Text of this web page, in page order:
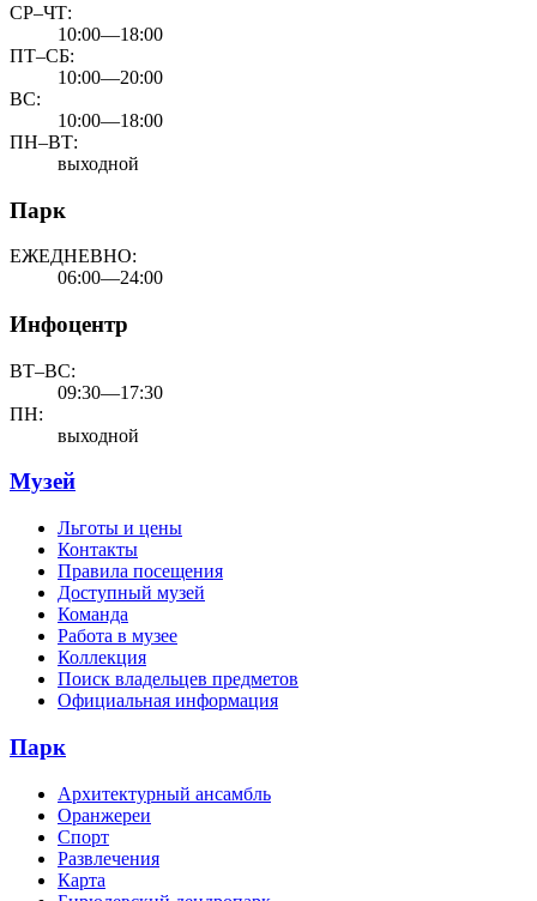
СР–ЧТ:
10:00—18:00
ПТ–СБ:
10:00—20:00
ВС:
10:00—18:00
ПН–ВТ:
выходной
Парк
ЕЖЕДНЕВНО:
06:00—24:00
Инфоцентр
ВТ–ВС:
09:30—17:30
ПН:
выходной
Музей
Льготы и цены
Контакты
Правила посещения
Доступный музей
Команда
Работа в музее
Коллекция
Поиск владельцев предметов
Официальная информация
Парк
Архитектурный ансамбль
Оранжереи
Спорт
Развлечения
Карта